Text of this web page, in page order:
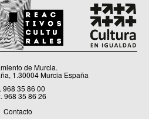
de Murcia.
1.30004 Murcia España
968 35 86 00
968 35 86 26
Contacto